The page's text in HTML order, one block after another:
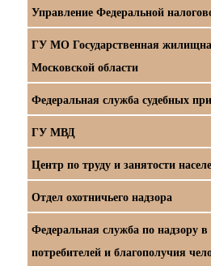
Управление Федеральной
ГУ МО Государственная
Московской области
Федеральная служба судебных
ГУ МВД
Центр по труду и занятости
Отдел охотничьего надзора
Федеральная служба по надзору
потребителей и благополучия